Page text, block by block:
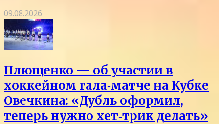
09.08.2026
Плющенко — об участии в
хоккейном гала‑матче на Кубке
Овечкина: «Дубль оформил,
теперь нужно хет‑трик делать»